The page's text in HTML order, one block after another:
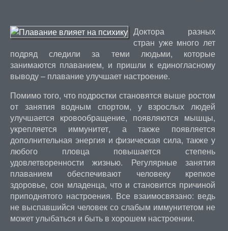
Доктора разных
стран уже много лет
подряд следили за теми людьми, которые
занимаются плаванием, и пришли к единогласному
выводу – плавание улучшает настроение.
Помимо того, что подростки становятся выше ростом
от занятия водным спортом, у взрослых людей
улучшается кровообращение, появляются мышцы,
укрепляется иммунитет, а также появляется
дополнительная энергия и физическая сила, также у
любого пловца повышается степень
удовлетворенности жизнью. Регулярные занятия
плаванием обеспечивают человеку крепкое
здоровье, сон младенца, что и становится причиной
приподнятого настроения. Все взаимосвязано: ведь
не выспавшийся человек со слабым иммунитетом не
может улыбаться и быть в хорошем настроении.